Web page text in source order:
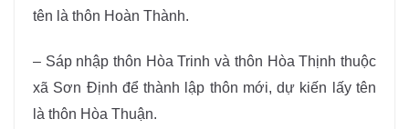
tên là thôn Hoàn Thành.
– Sáp nhập thôn Hòa Trinh và thôn Hòa Thịnh thuộc
xã Sơn Định để thành lập thôn mới, dự kiến lấy tên
là thôn Hòa Thuận.